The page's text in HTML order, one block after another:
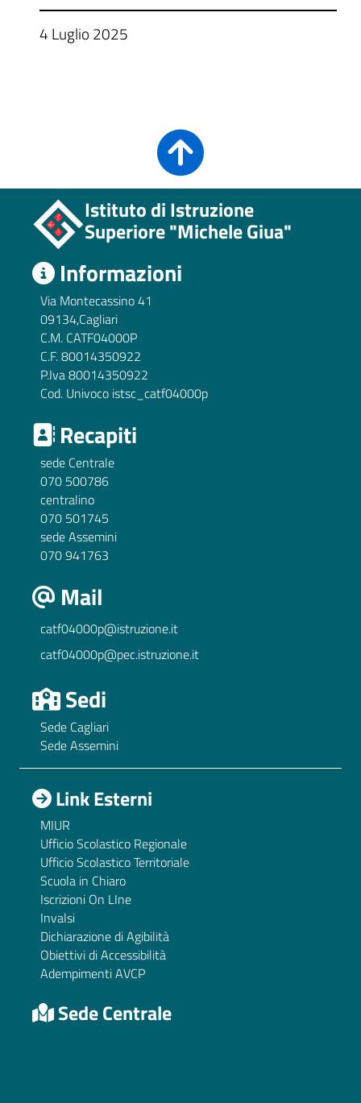
4 Luglio 2025
Istituto di Istruzione
Superiore "Michele Giua"
Informazioni
Via Montecassino 41
09134,Cagliari
C.M. CATF04000P
C.F. 80014350922
P.Iva 80014350922
Cod. Univoco istsc_catf04000p
Recapiti
sede Centrale
070 500786
centralino
070 501745
sede Assemini
070 941763
Mail
catf04000p@istruzione.it
catf04000p@pec.istruzione.it
Sedi
Sede Cagliari
Sede Assemini
Link Esterni
MIUR
Ufficio Scolastico Regionale
Ufficio Scolastico Territoriale
Scuola in Chiaro
Iscrizioni On LIne
Invalsi
Dichiarazione di Agibilità
Obiettivi di Accessibilità
Adempimenti AVCP
Sede Centrale